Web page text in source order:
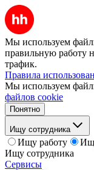
Мы используем
правильную работу
трафик.
Правила
Мы используем
файлов cookie
Понятно
Ищу сотрудника
Ищу работу
Ищу сотрудника
Сервисы